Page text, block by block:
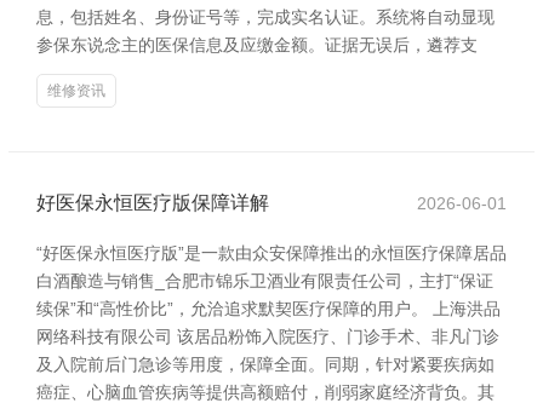
息，包括姓名、身份证号等，完成实名认证。系统将自动显现
参保东说念主的医保信息及应缴金额。证据无误后，遴荐支
维修资讯
好医保永恒医疗版保障详解 2026-06-01
“好医保永恒医疗版”是一款由众安保障推出的永恒医疗保障居品
白酒酿造与销售_合肥市锦乐卫酒业有限责任公司，主打“保证
续保”和“高性价比”，允洽追求默契医疗保障的用户。 上海洪品
网络科技有限公司 该居品粉饰入院医疗、门诊手术、非凡门诊
及入院前后门急诊等用度，保障全面。同期，针对紧要疾病如
癌症、心脑血管疾病等提供高额赔付，削弱家庭经济背负。其